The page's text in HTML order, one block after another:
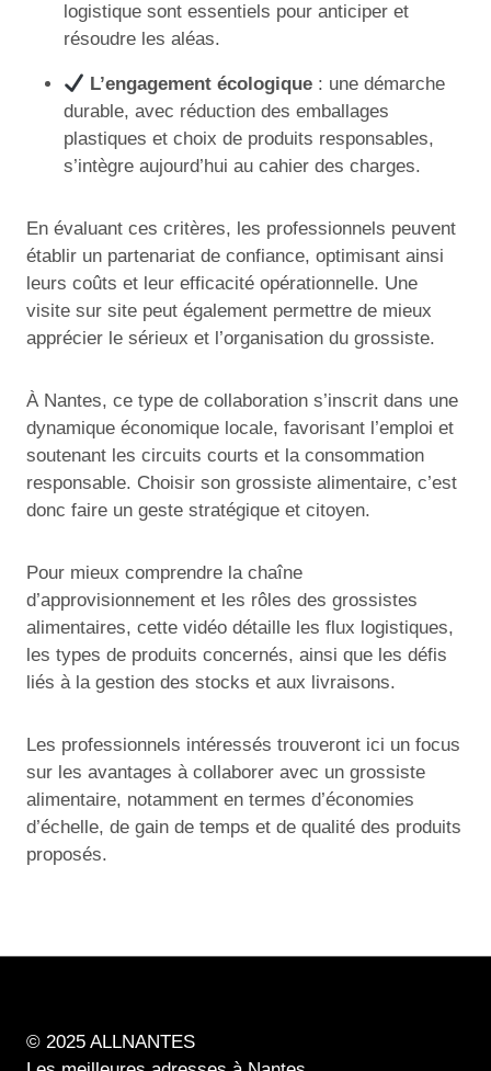
logistique sont essentiels pour anticiper et
résoudre les aléas.
L’engagement écologique : une démarche
durable, avec réduction des emballages
plastiques et choix de produits responsables,
s’intègre aujourd’hui au cahier des charges.
En évaluant ces critères, les professionnels peuvent
établir un partenariat de confiance, optimisant ainsi
leurs coûts et leur efficacité opérationnelle. Une
visite sur site peut également permettre de mieux
apprécier le sérieux et l’organisation du grossiste.
À Nantes, ce type de collaboration s’inscrit dans une
dynamique économique locale, favorisant l’emploi et
soutenant les circuits courts et la consommation
responsable. Choisir son grossiste alimentaire, c’est
donc faire un geste stratégique et citoyen.
Pour mieux comprendre la chaîne
d’approvisionnement et les rôles des grossistes
alimentaires, cette vidéo détaille les flux logistiques,
les types de produits concernés, ainsi que les défis
liés à la gestion des stocks et aux livraisons.
Les professionnels intéressés trouveront ici un focus
sur les avantages à collaborer avec un grossiste
alimentaire, notamment en termes d’économies
d’échelle, de gain de temps et de qualité des produits
proposés.
© 2025 ALLNANTES